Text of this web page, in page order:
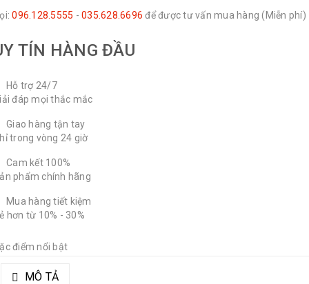
096.128.5555 - 035.628.6696 để được tư vấn mua hàng (Miễn phí)
TÍN HÀNG ĐẦU
Hỗ trợ 24/7
đáp mọi thắc mắc
Giao hàng tận tay
trong vòng 24 giờ
Cam kết 100%
phẩm chính hãng
Mua hàng tiết kiệm
hơn từ 10% - 30%
điểm nổi bật
MÔ TẢ